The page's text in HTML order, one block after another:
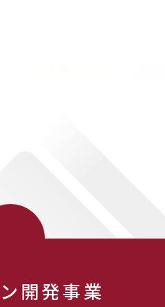
開発事業